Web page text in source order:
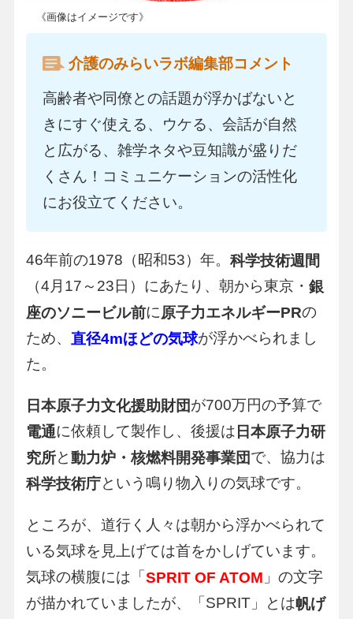
《画像はイメージです》
介護のみらいラボ編集部コメント
高齢者や同僚との話題が浮かばないと
きにすぐ使える、ウケる、会話が自然
と広がる、雑学ネタや豆知識が盛りだ
くさん！コミュニケーションの活性化
にお役立てください。
46年前の1978（昭和53）年。 科学技術週間
（4月17～23日）にあたり、朝から東京・ 銀
座のソニービル前に原子力エネルギーPRの
ため、 直径4mほどの気球が浮かべられまし
た。
日本原子力文化援助財団が700万円の予算で
電通に依頼して製作し、後援は 日本原子力研
究所と動力炉・核燃料開発事業団で、協力は
科学技術庁という鳴り物入りの気球です。
ところが、道行く人々は朝から浮かべられて
いる気球を見上げては首をかしげています。
気球の横腹には「SPRIT OF ATOM 」の文字
が描かれていましたが、「SPRIT」とは帆げ